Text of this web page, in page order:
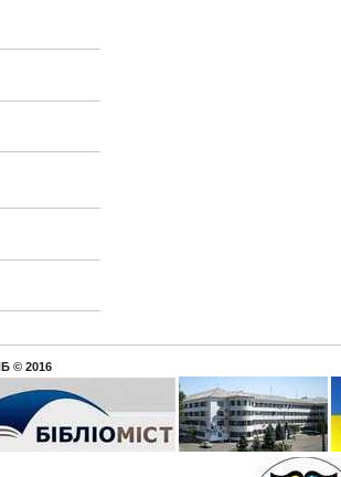
© 2016